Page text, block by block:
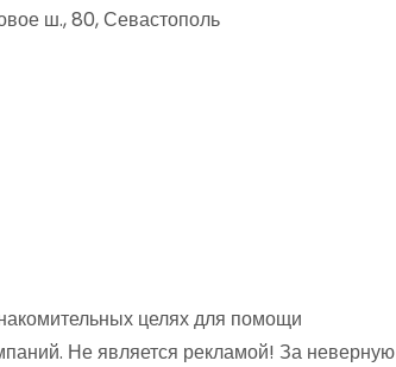
ш., 80, Севастополь
целях для помощи
Не является рекламой! За неверную